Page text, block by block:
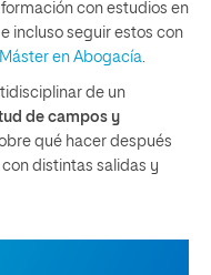
con estudios en
e incluso seguir estos con
Máster en Abogacía.
de un
de campos y
qué hacer después
distintas salidas y